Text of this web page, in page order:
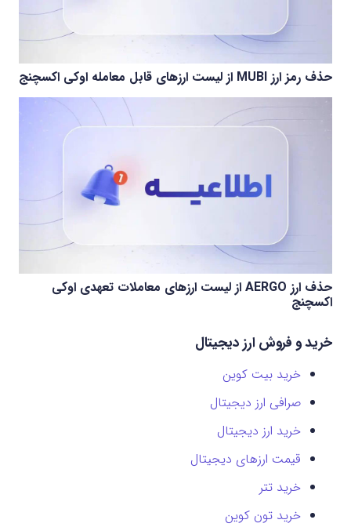
حذف رمز ارز MUBI از لیست ارزهای قابل معامله اوکی اکسچنج
حذف ارز AERGO از لیست ارزهای معاملات تعهدی اوکی
اکسچنج
خرید و فروش ارز دیجیتال
خرید بیت کوین
صرافی ارز دیجیتال
خرید ارز دیجیتال
قیمت ارزهای دیجیتال
خرید تتر
خرید تون کوین